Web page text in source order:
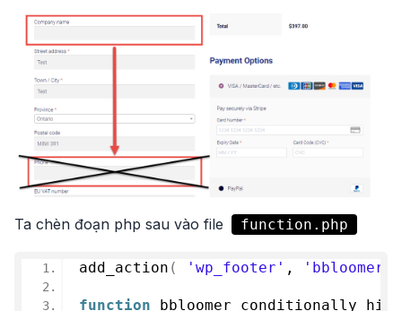
Ta chèn đoạn php sau vào file function.php
add_action ( 'wp_footer' ,
function